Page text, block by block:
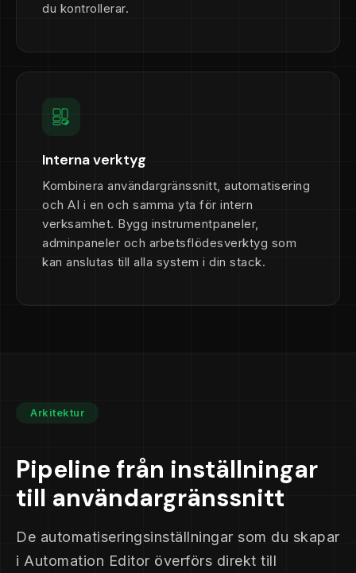
du kontrollerar.
Interna verktyg
Kombinera användargränssnitt, automatisering
och AI i en och samma yta för intern
verksamhet. Bygg instrumentpaneler,
adminpaneler och arbetsflödesverktyg som
kan anslutas till alla system i din stack.
Arkitektur
Pipeline från inställningar
till användargränssnitt
De automatiseringsinställningar som du skapar
i Automation Editor överförs direkt till